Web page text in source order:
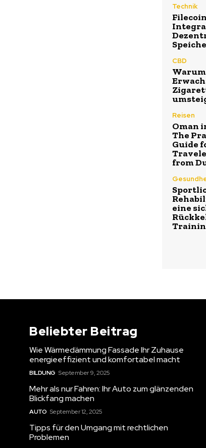
Technik
CBD
Reisen
Oman
The
Guide
from
eine
Beliebter Beitrag
Wie Wärmedämmung Fassade Ihr Zuhause
energieeffizient und komfortabel macht
BILDUNG September 9, 2025
Mehr als nur Fahren: Ihr Auto zum glänzenden
Blickfang machen
AUTO September 12, 2025
Tipps für den Umgang mit rechtlichen
Problemen